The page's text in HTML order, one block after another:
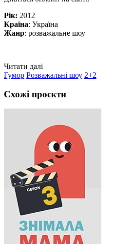
Рік: 2012
Країна: Україна
Жанр: розважальне шоу
Читати далі
Гумор Розважальні шоу 2+2
Схожі проєкти